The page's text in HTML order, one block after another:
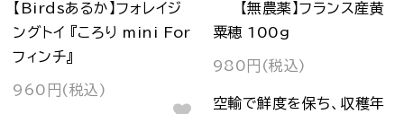
【Birdsあるか】フォレイジ
ングトイ 『ころり mini For
フィンチ』
960円(税込)
【無農薬】フランス産黄
粟穂 100g
980円(税込)
空輸で鮮度を保ち、収穫年